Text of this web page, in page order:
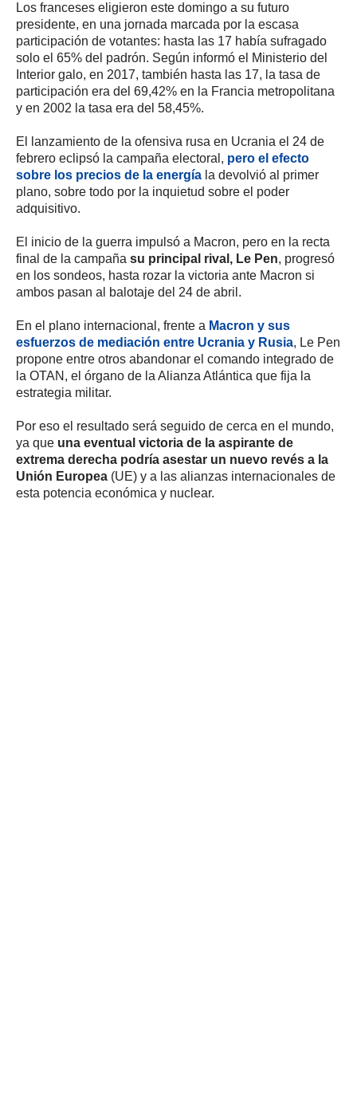
Los franceses eligieron este domingo a su futuro
presidente, en una jornada marcada por la escasa
participación de votantes: hasta las 17 había sufragado
solo el 65% del padrón. Según informó el Ministerio del
Interior galo, en 2017, también hasta las 17, la tasa de
participación era del 69,42% en la Francia metropolitana
y en 2002 la tasa era del 58,45%.
El lanzamiento de la ofensiva rusa en Ucrania el 24 de
febrero eclipsó la campaña electoral, pero el efecto
sobre los precios de la energía la devolvió al primer
plano, sobre todo por la inquietud sobre el poder
adquisitivo.
El inicio de la guerra impulsó a Macron, pero en la recta
final de la campaña su principal rival, Le Pen, progresó
en los sondeos, hasta rozar la victoria ante Macron si
ambos pasan al balotaje del 24 de abril.
En el plano internacional, frente a Macron y sus
esfuerzos de mediación entre Ucrania y Rusia, Le Pen
propone entre otros abandonar el comando integrado de
la OTAN, el órgano de la Alianza Atlántica que fija la
estrategia militar.
Por eso el resultado será seguido de cerca en el mundo,
ya que una eventual victoria de la aspirante de
extrema derecha podría asestar un nuevo revés a la
Unión Europea (UE) y a las alianzas internacionales de
esta potencia económica y nuclear.